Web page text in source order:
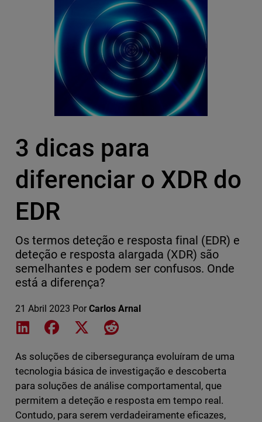
3 dicas para
diferenciar o XDR do
EDR
Os termos deteção e resposta final (EDR) e
deteção e resposta alargada (XDR) são
semelhantes e podem ser confusos. Onde
está a diferença?
21 Abril 2023 Por Carlos Arnal
Share on LinkedIn
Share on Facebook
Share on XShare on Reddit
As soluções de cibersegurança evoluíram de uma
tecnologia básica de investigação e descoberta
para soluções de análise comportamental, que
permitem a deteção e resposta em tempo real.
Contudo, para serem verdadeiramente eficazes,